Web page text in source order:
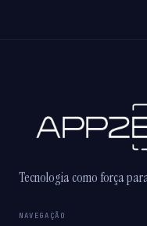
Tecnologia como força
NAVEGAÇÃO